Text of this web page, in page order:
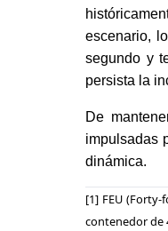
escenario,
segundo y
persista la
De
impulsadas
dinámica.
[1] FEU
contenedor de